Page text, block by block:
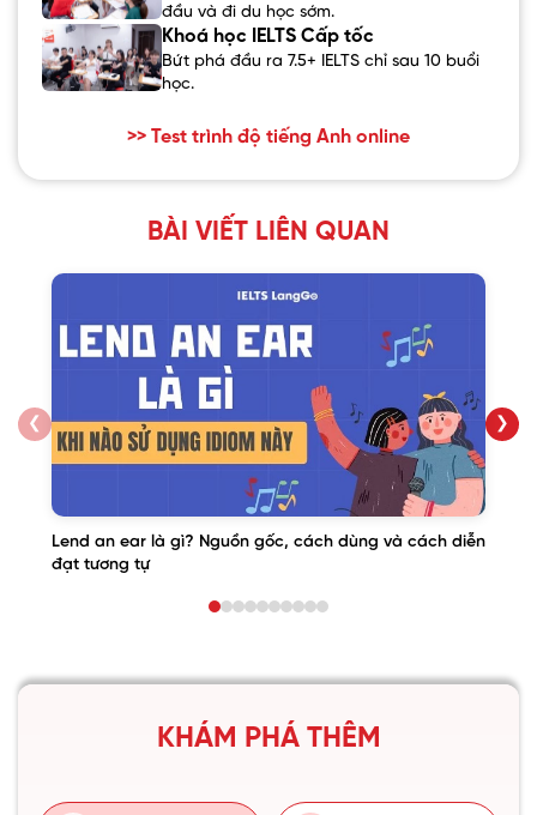
đầu và đi du học sớm.
Khoá học IELTS Cấp tốc
Bứt phá đầu ra 7.5+ IELTS chỉ sau 10 buổi
học.
>> Test trình độ tiếng Anh online
BÀI VIẾT LIÊN QUAN
❮
Lend an ear là gì? Nguồn gốc, cách dùng và cách diễn
đạt tương tự
❯
KHÁM PHÁ THÊM